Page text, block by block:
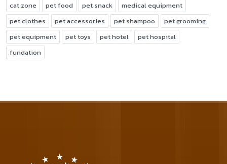
cat zone
pet food pet snack
medical equipment
pet clothes
pet accessories pet shampoo
pet grooming
pet equipment
pet toys pet hotel
pet hospital
fundation